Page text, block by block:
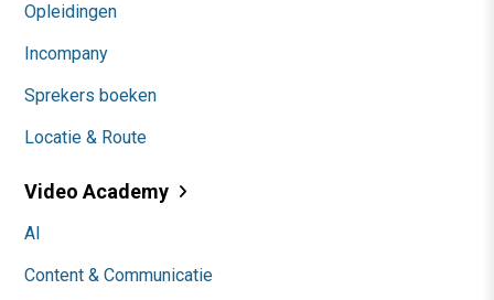
Opleidingen
Incompany
Sprekers boeken
Locatie & Route
Video Academy
AI
Content & Communicatie